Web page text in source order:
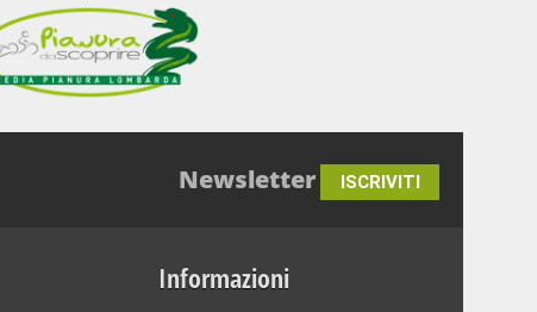
Newsletter ISCRIVITI
Informazioni